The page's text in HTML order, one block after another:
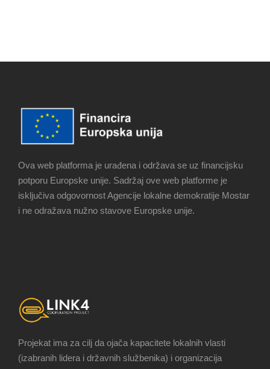
Ova web platforma je urađena i održava se uz financijsku
potporu Europske unije. Sadržaj ove web platforme je
isključiva odgovornost Agencije lokalne demokratije Mostar
i ne odražava nužno stavove Europske unije.
Projekat ima za cilj da ojača kapacitete lokalnih vlasti
(izabranih lidera i državnih službenika) i organizacija